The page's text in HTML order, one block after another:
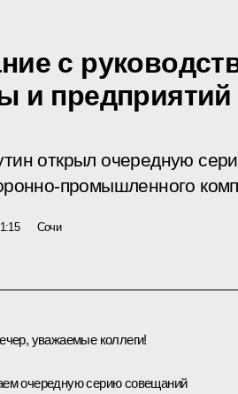
с
и
открыл очередную
промышленного
Сочи
уважаемые коллеги!
очередную серию совещаний